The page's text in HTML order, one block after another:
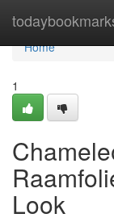
Home
Home
1
Look